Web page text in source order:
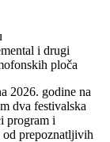
i drugi
ploča
2026. godine na
dva festivalska
program i
od prepoznatljivih